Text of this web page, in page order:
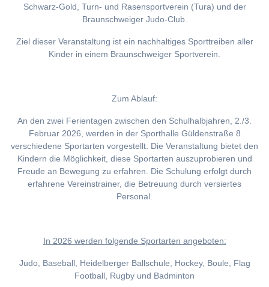
Schwarz-Gold, Turn- und Rasensportverein (Tura) und der
Braunschweiger Judo-Club.
Ziel dieser Veranstaltung ist ein nachhaltiges Sporttreiben aller
Kinder in einem Braunschweiger Sportverein.
Zum Ablauf:
An den zwei Ferientagen zwischen den Schulhalbjahren, 2./3.
Februar 2026, werden in der Sporthalle Güldenstraße 8
verschiedene Sportarten vorgestellt. Die Veranstaltung bietet den
Kindern die Möglichkeit, diese Sportarten auszuprobieren und
Freude an Bewegung zu erfahren. Die Schulung erfolgt durch
erfahrene Vereinstrainer, die Betreuung durch versiertes
Personal.
In 2026 werden folgende Sportarten angeboten:
Judo, Baseball, Heidelberger Ballschule, Hockey, Boule, Flag
Football, Rugby und Badminton